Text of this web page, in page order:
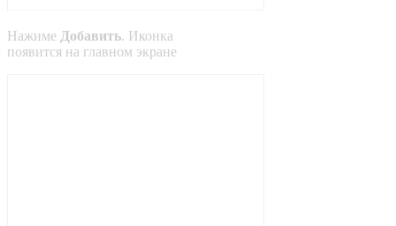
Нажиме Добавить. Иконка
появится на главном экране